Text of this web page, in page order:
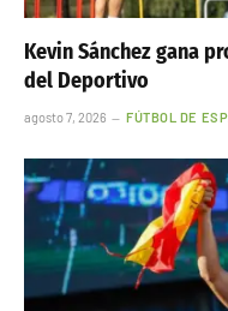
Kevin Sánchez gana
del Deportivo
agosto 7, 2026 FÚTBOL DE